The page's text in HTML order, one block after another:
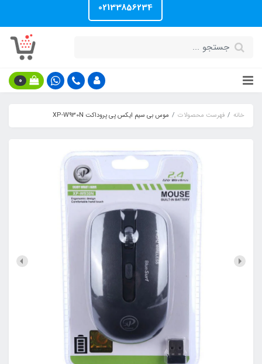
02133856234
0
خانه فهرست محصولات موس بی سیم ایکس پی پروداکت XP-W930N